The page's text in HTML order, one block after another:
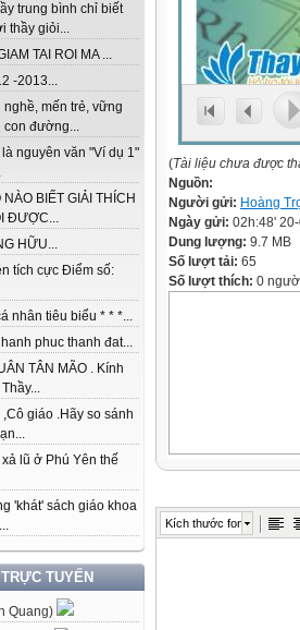
trung bình chỉ biết
thầy giỏi...
TAI ROI MA ...
-2013...
nghề, mến trẻ, vững
con đường...
nguyên văn "Ví dụ 1"
BIẾT GIẢI THÍCH
ĐƯỢC...
HỮU...
tích cực Điểm số:
nhân tiêu biểu * * *...
phuc thanh đat...
TÂN MÃO . Kính
,Cô giáo .Hãy so sánh
lũ ở Phú Yên thế
'khát' sách giáo khoa
TUYẾN
Quang)
(Tài liệu chưa được
Nguồn:
Người gửi: Hoàng
Ngày gửi: 02h:48'
Dung lượng: 9.7 MB
Số lượt tải: 65
Số lượt thích: 0
Kích thước font